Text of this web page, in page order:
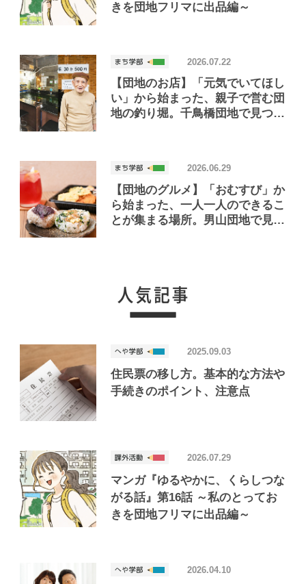
きを団地フリマに出品編～
【団地のお店】「元気でいてほし
い」から始まった、親子で営む団
地の釣り堀。千鳥橋団地で見つけ
2026.07.22
【団地のグルメ】「おむすび」か
ら始まった、一人一人のできるこ
とが集まる場所。男山団地で見つ
2026.06.29
住民票の移し方。基本的な方法や
手続きのポイント、注意点
2025.09.03
マンガ『ゆるやかに、くらしつな
がる話』第16話 ～私のとってお
きを団地フリマに出品編～
2026.07.29
2026.04.10